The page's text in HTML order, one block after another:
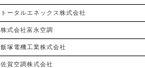
トータルエネックス株式会社
株式会社富永空調
飯塚電機工業株式会社
佐賀空調株式会社